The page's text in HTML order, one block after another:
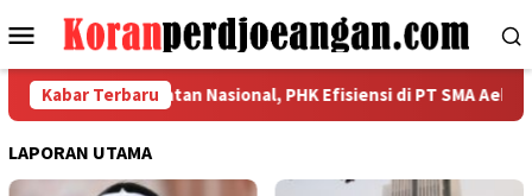
ke
Menu
Mobile
Kabar Terbaru
Kekuatan Nasional, PHK Efisiensi di PT SMA
LAPORAN UTAMA